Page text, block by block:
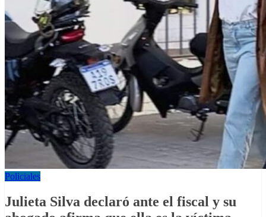
Policiales
Julieta Silva declaró ante el fiscal y su